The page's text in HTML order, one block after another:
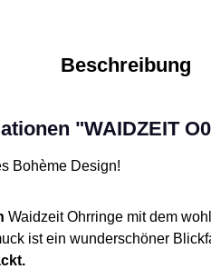
Beschreibung
"WAIDZEIT
Bohème Design!
Waidzeit Ohrringe mit dem
ist ein wunderschöner